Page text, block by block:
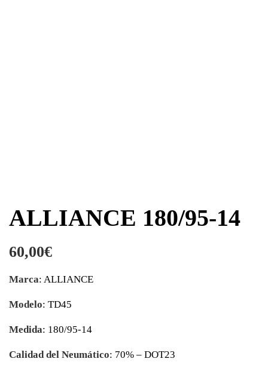
ALLIANCE 180/95-14
60,00€
Marca: ALLIANCE
Modelo: TD45
Medida: 180/95-14
Calidad del Neumático: 70% – DOT23